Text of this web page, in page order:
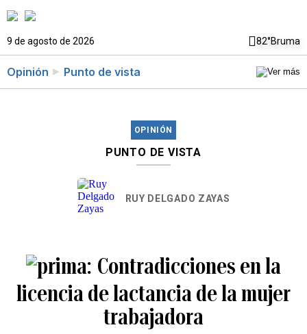
9 de agosto de 2026 82°Bruma
Opinión Punto de vista
OPINIÓN
PUNTO DE VISTA
RUY DELGADO ZAYAS
Contradicciones en la
licencia de lactancia de la mujer
trabajadora